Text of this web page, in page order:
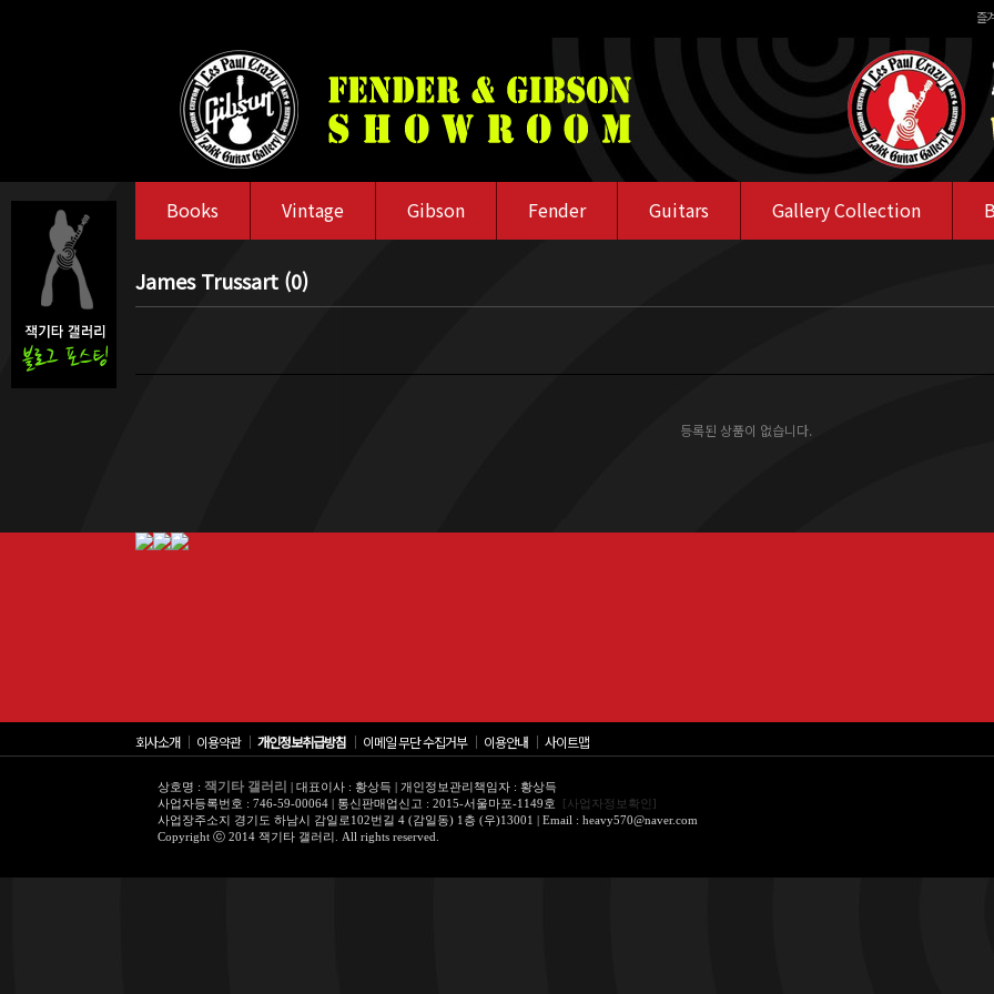
즐
Books Vintage Gibson Fender Guitars Gallery Collection
James Trussart (0)
등록된 상품이 없습니다.
회사소개│ 이용약관│ 개인정보취급방침 │ 이메일 무단 수집거부│ 이용안내 │ 사이트맵
상호명 : 잭기타 갤러리 | 대표이사 : 황상득 | 개인정보관리책임자 : 황상득
사업자등록번호 : 746-59-00064 | 통신판매업신고 : 2015-서울마포-1149호 [사업자정보확인]
사업장주소지 경기도 하남시 감일로102번길 4 (감일동) 1층 (우)13001 | Email : heavy570@naver.com
Copyright ⓒ 2014 잭기타 갤러리. All rights reserved.